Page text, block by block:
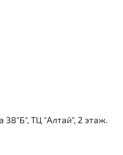
38"Б", ТЦ "Алтай", 2 этаж.